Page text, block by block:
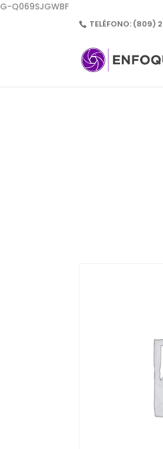
G-Q069SJGWBF
TELÉFONO: (809)